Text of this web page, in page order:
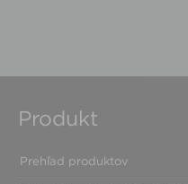
Produkt
Prehľad produktov